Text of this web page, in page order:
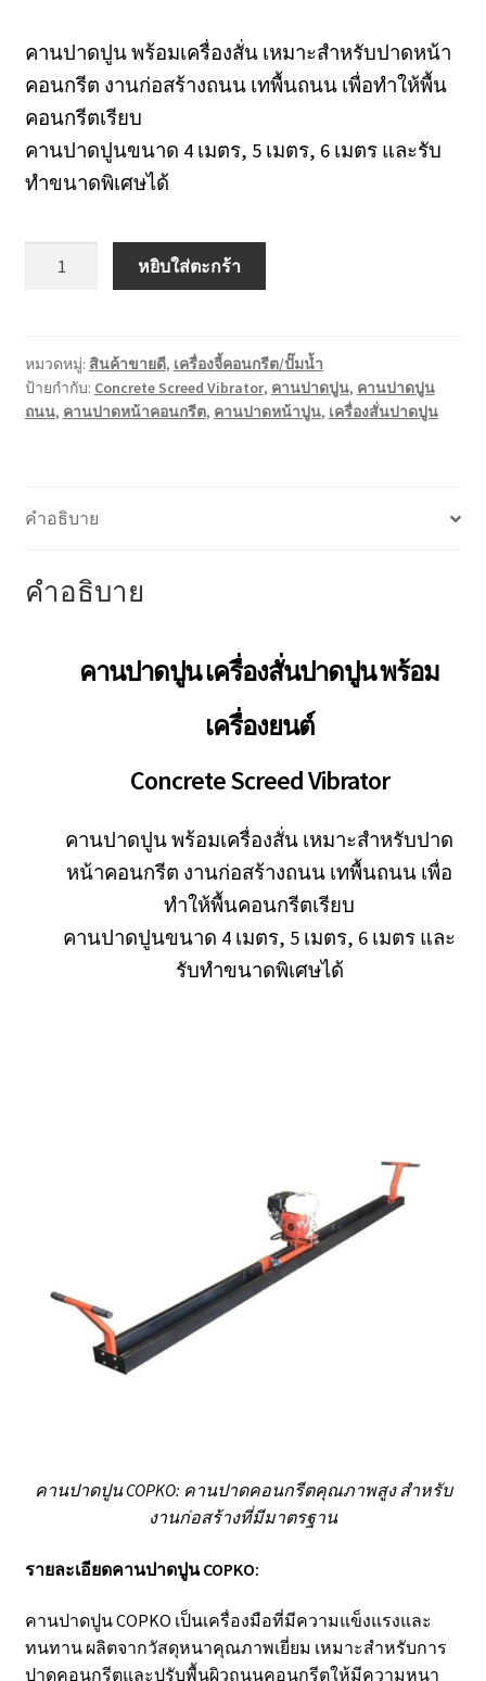
คานปาดปูน พร้อมเครื่องสั่น เหมาะสำหรับปาดหน้า
คอนกรีต งานก่อสร้างถนน เทพื้นถนน เพื่อทำให้พื้น
คอนกรีตเรียบ
คานปาดปูนขนาด 4 เมตร, 5 เมตร, 6 เมตร และรับ
ทำขนาดพิเศษได้
เครื่อง
สั่น
ปาด
สั่ง
ทุกข
นาด
หยิบใส่ตะกร้า
หมวดหมู่: สินค้าขายดี, เครื่องจี้คอนกรีต/ปั๊มน้ำ
ป้ายกำกับ: Concrete Screed Vibrator, คานปาดปูน, คานปาดปูน
ถนน, คานปาดหน้าคอนกรีต, คานปาดหน้าปูน, เครื่องสั่นปาดปูน
คำอธิบาย
คำอธิบาย
คานปาดปูน เครื่องสั่นปาดปูน พร้อม
เครื่องยนต์
Concrete Screed Vibrator
คานปาดปูน พร้อมเครื่องสั่น เหมาะสำหรับปาด
หน้าคอนกรีต งานก่อสร้างถนน เทพื้นถนน เพื่อ
ทำให้พื้นคอนกรีตเรียบ
คานปาดปูนขนาด 4 เมตร, 5 เมตร, 6 เมตร และ
รับทำขนาดพิเศษได้
คานปาดปูน COPKO: คานปาดคอนกรีตคุณภาพสูง สำหรับ
งานก่อสร้างที่มีมาตรฐาน
รายละเอียดคานปาดปูน COPKO:
คานปาดปูน COPKO เป็นเครื่องมือที่มีความแข็งแรงและ
ทนทาน ผลิตจากวัสดุหนาคุณภาพเยี่ยม เหมาะสำหรับการ
ปาดคอนกรีตและปรับพื้นผิวถนนคอนกรีตให้มีความหนา